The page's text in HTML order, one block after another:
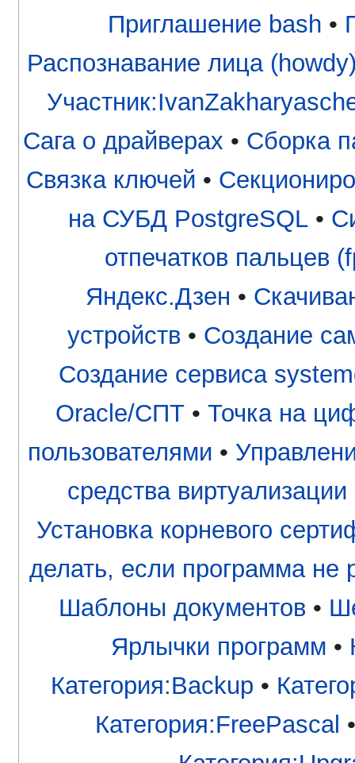
Приглашение bash •
Распознавание лица
Сага о драйверах • Сборка
Связка ключей •
на СУБД PostgreSQL•
отпечатков пальцев
Яндекс.Дзен •
устройств • Создание
Создание сервиса
Oracle/СПТ• Точка на
пользователями •
средства виртуализации
Установка корневого
делать, если программа не
Шаблоны документов •
Ярлычки программ •
Категория:Backup •
Категория:FreePascal